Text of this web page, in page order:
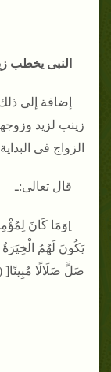
النبى يخطب
إضافة إلى
زينب لزيد
الزواج فى
قال تعالى:ـ
]وَمَا كَانَ
يَكُونَ لَهُمُ
ضَلَّ ضَلَالًا مُبِينًا[